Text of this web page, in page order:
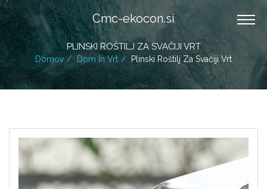
Cmc-ekocon.si
PLINSKI ROŠTILJ ZA SVAČIJI VRT
Domov Dom In Vrt Plinski Roštilj Za Svačiji Vrt